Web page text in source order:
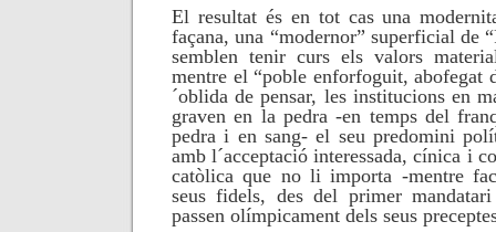
El resultat és en tot cas una
façana, una “modernor” superficial de
semblen tenir curs els valors
mentre el “poble enforfoguit, abofegat
´oblida de pensar, les institucions en
graven en la pedra -en temps del
pedra i en sang- el seu predomini
amb l´acceptació interessada, cínica i
catòlica que no li importa -mentre
seus fidels, des del primer
passen olímpicament dels seus